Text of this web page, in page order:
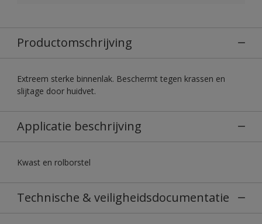
Productomschrijving
Extreem sterke binnenlak. Beschermt tegen krassen en
slijtage door huidvet.
Applicatie beschrijving
Kwast en rolborstel
Technische & veiligheidsdocumentatie